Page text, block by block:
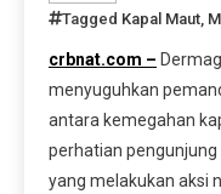
Tagged Kapal Maut
crbnat.com –
menyuguhkan
antara kemegahan
perhatian
yang melakukan aksi